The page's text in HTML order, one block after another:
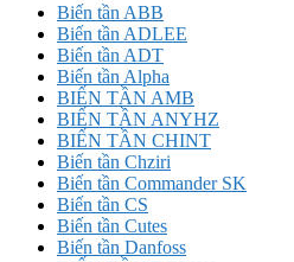
Biến tần ABB
Biến tần ADLEE
Biến tần ADT
Biến tần Alpha
BIẾN TẦN AMB
BIẾN TẦN ANYHZ
BIẾN TẦN CHINT
Biến tần Chziri
Biến tần Commander SK
Biến tần CS
Biến tần Cutes
Biến tần Danfoss